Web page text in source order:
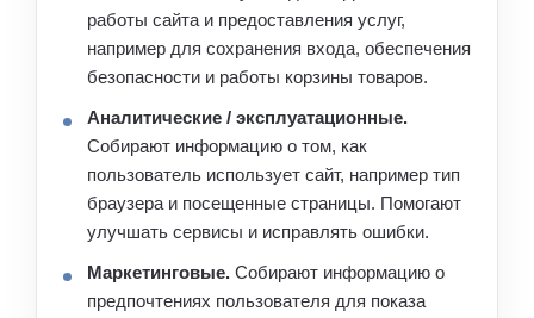
работы сайта и предоставления услуг,
например для сохранения входа, обеспечения
безопасности и работы корзины товаров.
Аналитические / эксплуатационные.
Собирают информацию о том, как
пользователь использует сайт, например тип
браузера и посещенные страницы. Помогают
улучшать сервисы и исправлять ошибки.
Маркетинговые. Собирают информацию о
предпочтениях пользователя для показа